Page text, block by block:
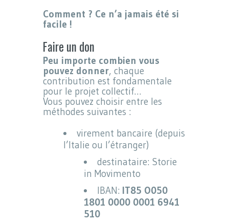
Comment ? Ce n’a jamais été si
facile !
Faire un don
Peu importe combien vous
pouvez donner, chaque
contribution est fondamentale
pour le projet collectif…
Vous pouvez choisir entre les
méthodes suivantes :
virement bancaire (depuis
l’Italie ou l’étranger)
destinataire: Storie
in Movimento
IBAN: IT85 O050
1801 0000 0001 6941
510